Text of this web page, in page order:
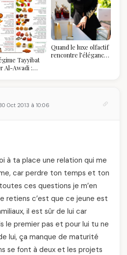
Tayyibat
Al-Awadi :
savoir
Quand le luxe olfactif
rencontre l’élégance
Oct 2013 à 10:06
à ta place une relation qui me
car perdre ton temps et ton
ces questions je m’en
retiens c’est que ce jeune est
il est sûr de lui car
le premier pas et pour lui tu ne
lui, ça manque de maturité
se font à deux et les projets